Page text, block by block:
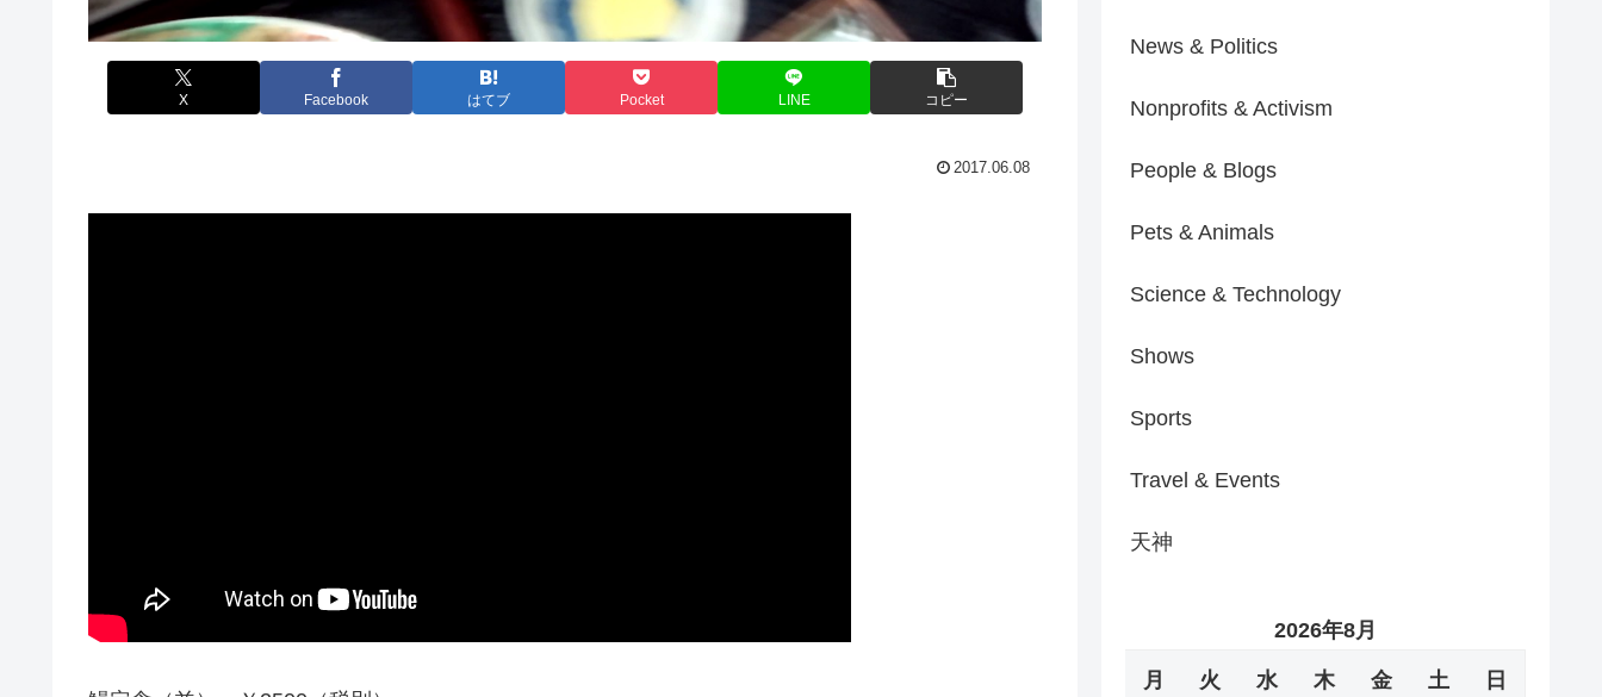
X Facebook はてブ Pocket LINE コピー
2017.06.08
News & Politics
Nonprofits & Activism
People & Blogs
Pets & Animals
Science & Technology
Shows
Sports
Travel & Events
天神
2026年8月
月 火 水 木 金 土 日